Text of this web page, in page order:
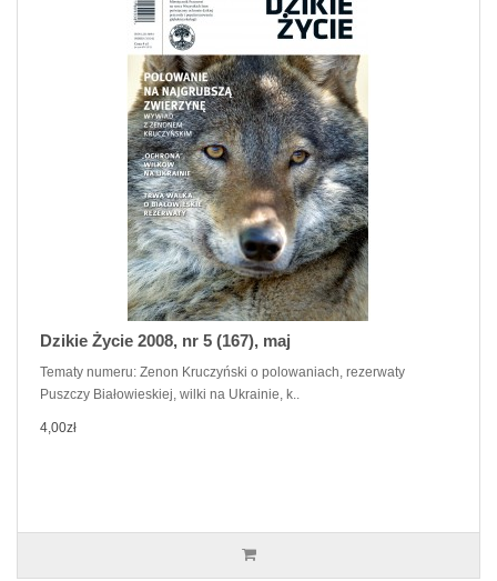
Dzikie Życie 2008, nr 5 (167), maj
Tematy numeru: Zenon Kruczyński o polowaniach, rezerwaty
Puszczy Białowieskiej, wilki na Ukrainie, k..
4,00zł